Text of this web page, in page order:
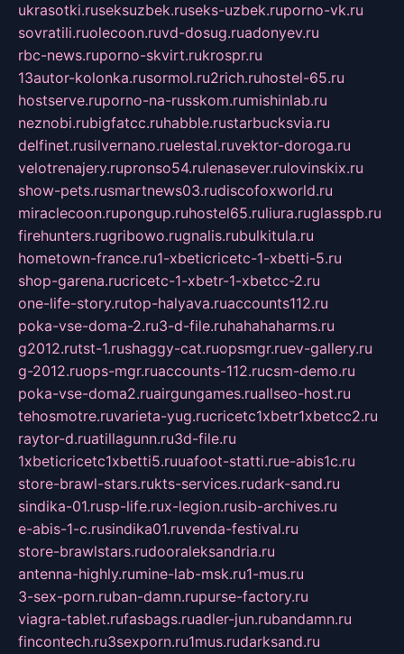
ukrasotki.ruseksuzbek.ruseks-uzbek.ruporno-vk.ru
sovratili.ruolecoon.ruvd-dosug.ruadonyev.ru
rbc-news.ruporno-skvirt.rukrospr.ru
13autor-kolonka.rusormol.ru2rich.ruhostel-65.ru
hostserve.ruporno-na-russkom.rumishinlab.ru
neznobi.rubigfatcc.ruhabble.rustarbucksvia.ru
delfinet.rusilvernano.ruelestal.ruvektor-doroga.ru
velotrenajery.rupronso54.rulenasever.rulovinskix.ru
show-pets.rusmartnews03.rudiscofoxworld.ru
miraclecoon.rupongup.ruhostel65.ruliura.ruglasspb.ru
firehunters.rugribowo.rugnalis.rubulkitula.ru
hometown-france.ru1-xbeticricetc-1-xbetti-5.ru
shop-garena.rucricetc-1-xbetr-1-xbetcc-2.ru
one-life-story.rutop-halyava.ruaccounts112.ru
poka-vse-doma-2.ru3-d-file.ruhahahaharms.ru
g2012.rutst-1.rushaggy-cat.ruopsmgr.ruev-gallery.ru
g-2012.ruops-mgr.ruaccounts-112.rucsm-demo.ru
poka-vse-doma2.ruairgungames.ruallseo-host.ru
tehosmotre.ruvarieta-yug.rucricetc1xbetr1xbetcc2.ru
raytor-d.ruatillagunn.ru3d-file.ru
1xbeticricetc1xbetti5.ruuafoot-statti.rue-abis1c.ru
store-brawl-stars.rukts-services.rudark-sand.ru
sindika-01.rusp-life.rux-legion.rusib-archives.ru
e-abis-1-c.rusindika01.ruvenda-festival.ru
store-brawlstars.rudooraleksandria.ru
antenna-highly.rumine-lab-msk.ru1-mus.ru
3-sex-porn.ruban-damn.rupurse-factory.ru
viagra-tablet.rufasbags.ruadler-jun.rubandamn.ru
fincontech.ru3sexporn.ru1mus.rudarksand.ru